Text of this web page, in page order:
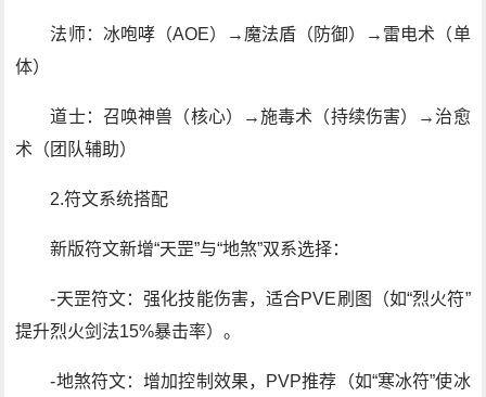
法师：冰咆哮（AOE）→魔法盾（防御）→雷电术（单
体）
道士：召唤神兽（核心）→施毒术（持续伤害）→治愈
术（团队辅助）
2.符文系统搭配
新版符文新增“天罡”与“地煞”双系选择：
-天罡符文：强化技能伤害，适合PVE刷图（如“烈火符”
提升烈火剑法15%暴击率）。
-地煞符文：增加控制效果，PVP推荐（如“寒冰符”使冰